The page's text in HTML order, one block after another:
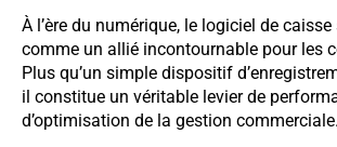
À l’ère du numérique, le logiciel de caisse
comme un allié incontournable pour les
Plus qu’un simple dispositif
il constitue un véritable levier de
d’optimisation de la gestion